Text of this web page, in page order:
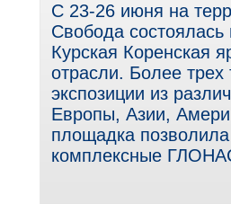
С 23-26 июня на
Свобода
Курская Коренская
отрасли. Более трех
экспозиции из
Европы, Азии,
площадка
комплексные